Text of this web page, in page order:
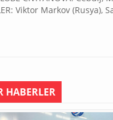
Viktor Markov (Rusya),
HABERLER